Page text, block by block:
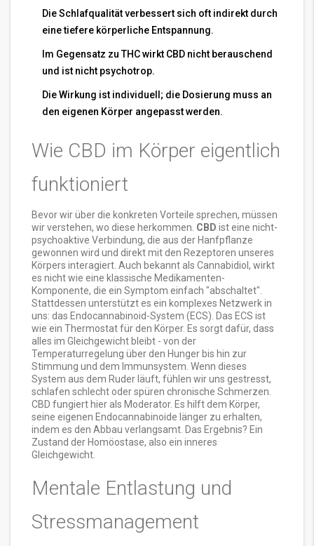
Die Schlafqualität verbessert sich oft indirekt durch
eine tiefere körperliche Entspannung.
Im Gegensatz zu THC wirkt CBD nicht berauschend
und ist nicht psychotrop.
Die Wirkung ist individuell; die Dosierung muss an
den eigenen Körper angepasst werden.
Wie CBD im Körper eigentlich
funktioniert
Bevor wir über die konkreten Vorteile sprechen, müssen
wir verstehen, wo diese herkommen. CBD isteine nicht-
psychoaktive Verbindung, die aus der Hanfpflanze
gewonnen wird und direkt mit den Rezeptoren unseres
Körpers interagiert. Auch bekannt als Cannabidiol , wirkt
es nicht wie eine klassische Medikamenten-
Komponente, die ein Symptom einfach "abschaltet".
Stattdessen unterstützt es ein komplexes Netzwerk in
uns: das Endocannabinoid-System (ECS). Das ECS ist
wie ein Thermostat für den Körper. Es sorgt dafür, dass
alles im Gleichgewicht bleibt - von der
Temperaturregelung über den Hunger bis hin zur
Stimmung und dem Immunsystem. Wenn dieses
System aus dem Ruder läuft, fühlen wir uns gestresst,
schlafen schlecht oder spüren chronische Schmerzen.
CBD fungiert hier als Moderator. Es hilft dem Körper,
seine eigenen Endocannabinoide länger zu erhalten,
indem es den Abbau verlangsamt. Das Ergebnis? Ein
Zustand der Homöostase, also ein inneres
Gleichgewicht.
Mentale Entlastung und
Stressmanagement